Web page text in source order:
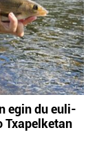
egin du euli-
Txapelketan